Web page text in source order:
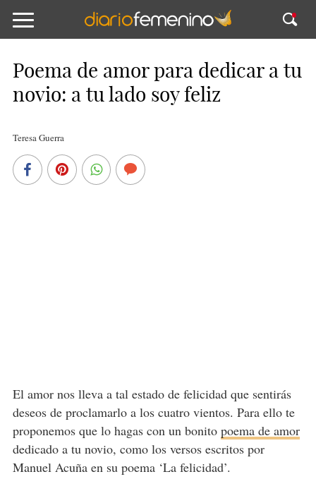
Poema de amor para dedicar a tu
novio: a tu lado soy feliz
Teresa Guerra
El amor nos lleva a tal estado de felicidad que sentirás
deseos de proclamarlo a los cuatro vientos. Para ello te
proponemos que lo hagas con un bonito poema de amor
dedicado a tu novio, como los versos escritos por
Manuel Acuña en su poema ‘La felicidad’.